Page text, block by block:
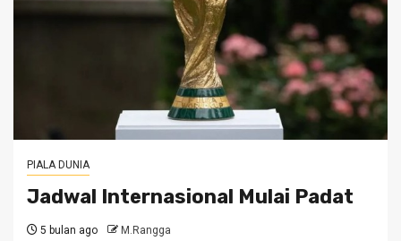
PIALA DUNIA
Jadwal Internasional Mulai Padat
5 bulan ago M.Rangga